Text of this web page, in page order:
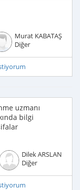
Murat KABATAŞ
Diğer
uzmanı
bilgi
Dilek ARSLAN
Diğer